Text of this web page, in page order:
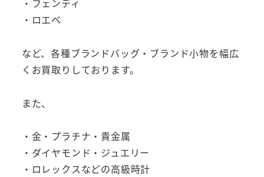
・フェンディ
・ロエベ
など、各種ブランドバッグ・ブランド小物を幅広
くお買取りしております。
また、
・金・プラチナ・貴金属
・ダイヤモンド・ジュエリー
・ロレックスなどの高級時計